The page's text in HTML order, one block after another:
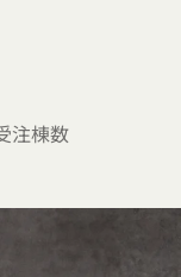
注棟数